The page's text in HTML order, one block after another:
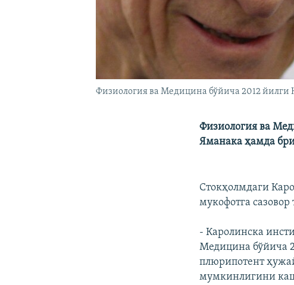
Физиология ва Медицина бўйича 2012
Физиология ва
Яманака ҳамда
Стокҳолмдаги
мукофотга
- Каролинска
Медицина бўйича
плюрипотент
мумкинлигини